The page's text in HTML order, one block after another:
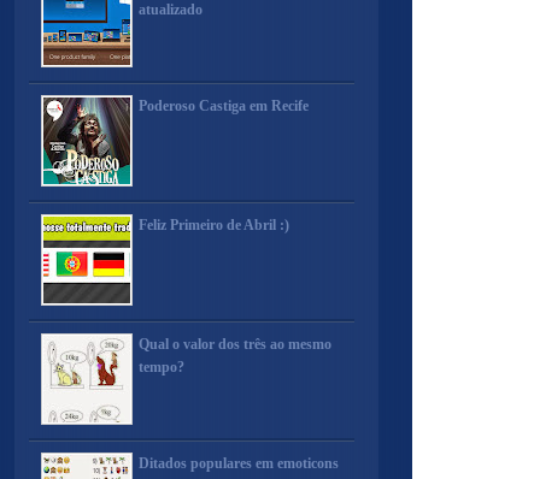
atualizado
Poderoso Castiga em Recife
Feliz Primeiro de Abril :)
Qual o valor dos três ao mesmo
tempo?
Ditados populares em emoticons